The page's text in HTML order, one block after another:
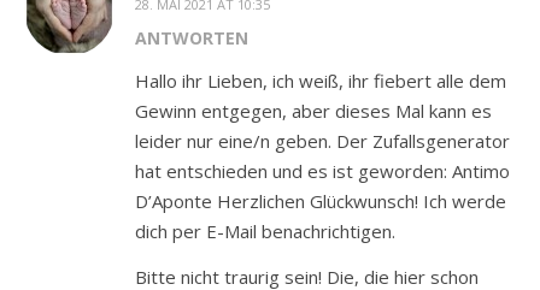
28. MAI 2021 AT 10:35
ANTWORTEN
Hallo ihr Lieben, ich weiß, ihr fiebert alle dem
Gewinn entgegen, aber dieses Mal kann es
leider nur eine/n geben. Der Zufallsgenerator
hat entschieden und es ist geworden: Antimo
D’Aponte Herzlichen Glückwunsch! Ich werde
dich per E-Mail benachrichtigen.
Bitte nicht traurig sein! Die, die hier schon